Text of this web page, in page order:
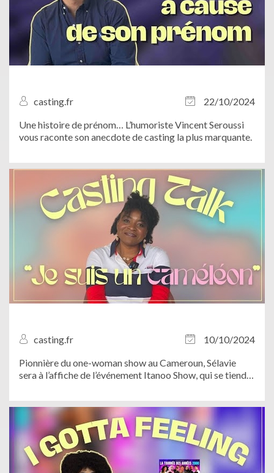
casting.fr
22/10/2024
Une histoire de prénom… L’humoriste Vincent Seroussi
vous raconte son anecdote de casting la plus marquante.
casting.fr
10/10/2024
Pionnière du one-woman show au Cameroun, Sélavie
sera à l’affiche de l’événement Itanoo Show, qui se tiendra
son parcours. De quoi...